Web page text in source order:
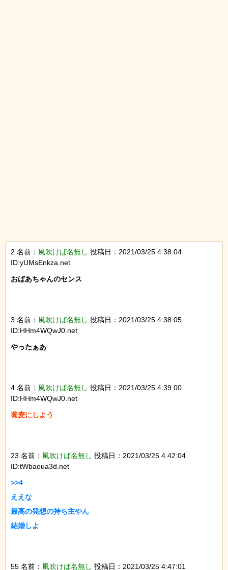
2 名前： 風吹けば名無し 投稿日：2021/03/25 4:38:04
ID:yUMsEnkza.net
おばあちゃんのセンス
3 名前： 風吹けば名無し 投稿日：2021/03/25 4:38:05
ID:HHm4WQwJ0.net
やったぁあ
4 名前： 風吹けば名無し 投稿日：2021/03/25 4:39:00
ID:HHm4WQwJ0.net
蕎麦にしよう
23 名前： 風吹けば名無し 投稿日：2021/03/25 4:42:04
ID:tWbaoua3d.net
>>4
ええな
最高の発想の持ち主やん
結婚しよ
55 名前： 風吹けば名無し 投稿日：2021/03/25 4:47:01